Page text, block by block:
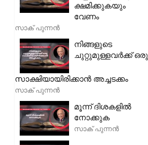
ക്ഷമിക്കുകയും
വേണം
സാക് പുന്നൻ
നിങ്ങളുടെ
ചുറ്റുമുള്ളവർക്ക് ഒരു
സാക്ഷിയായിരിക്കാൻ അച്ചടക്കം
സാക് പുന്നൻ
മൂന്ന് ദിശകളിൽ
നോക്കുക
സാക് പുന്നൻ